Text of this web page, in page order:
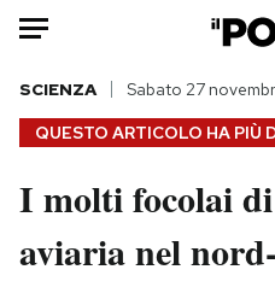
HOME
Italia
Politica
QUESTO ARTICOLO HA PIÙ
SCIENZA Sabato 27
I molti focolai
aviaria nel